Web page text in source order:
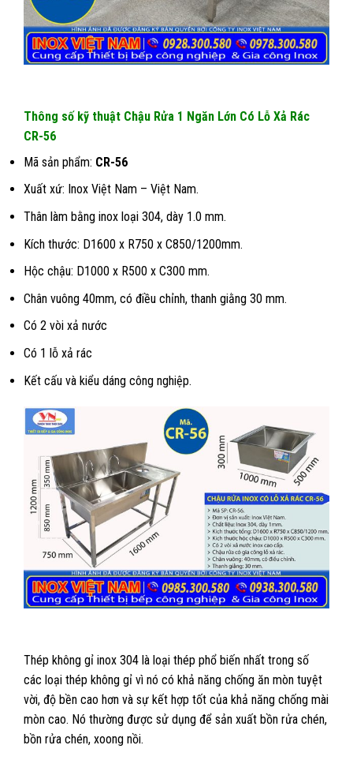
Thông số kỹ thuật Chậu Rửa 1 Ngăn Lớn Có Lỗ Xả Rác
CR-56
Mã sản phẩm: CR-56
Xuất xứ: Inox Việt Nam – Việt Nam.
Thân làm bằng inox loại 304, dày 1.0 mm.
Kích thước: D1600 x R750 x C850/1200mm.
Hộc chậu: D1000 x R500 x C300 mm.
Chân vuông 40mm, có điều chỉnh, thanh giằng 30 mm.
Có 2 vòi xả nước
Có 1 lỗ xả rác
Kết cấu và kiểu dáng công nghiệp.
Thép không gỉ inox 304 là loại thép phổ biến nhất trong số
các loại thép không gỉ vì nó có khả năng chống ăn mòn tuyệt
vời, độ bền cao hơn và sự kết hợp tốt của khả năng chống mài
mòn cao. Nó thường được sử dụng để sản xuất bồn rửa chén,
bồn rửa chén, xoong nồi.